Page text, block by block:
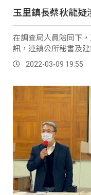
玉里鎮長蔡秋龍疑
在調查局人員陪同下
訊，連鎮公所秘書及
2022-03-09 19:55